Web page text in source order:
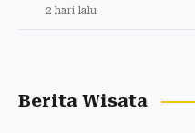
2 hari lalu
Berita Wisata